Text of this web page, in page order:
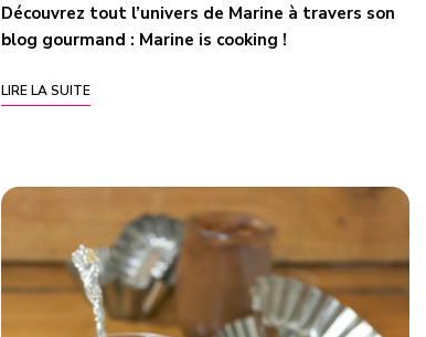
Découvrez tout l’univers de Marine à travers son
blog gourmand : Marine is cooking !
LIRE LA SUITE